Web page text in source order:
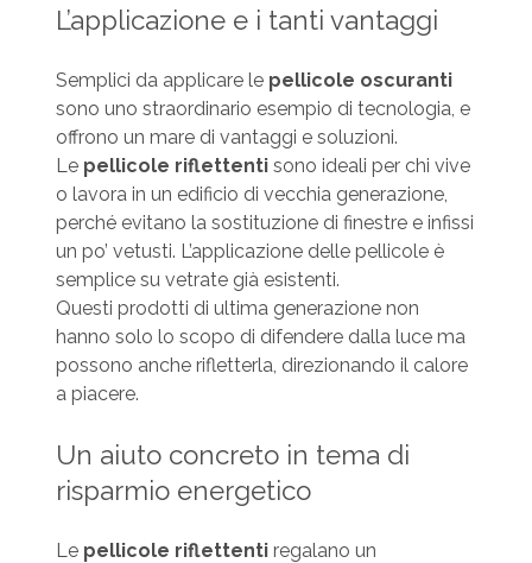
L’applicazione e i tanti vantaggi
Semplici da applicare le pellicole oscuranti
sono uno straordinario esempio di tecnologia, e
offrono un mare di vantaggi e soluzioni.
Lepellicole riflettentisono ideali per chi vive
o lavora in un edificio di vecchia generazione,
perché evitano la sostituzione di finestre e infissi
un po’ vetusti. L’applicazione delle pellicole è
semplice su vetrate già esistenti.
Questi prodotti di ultima generazione non
hanno solo lo scopo di difendere dalla luce ma
possono anche rifletterla, direzionando il calore
a piacere.
Un aiuto concreto in tema di
risparmio energetico
Le pellicole riflettentiregalano un